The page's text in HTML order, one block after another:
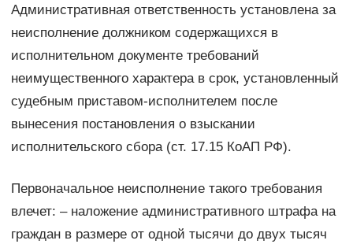
Административная ответственность установлена за
неисполнение должником содержащихся в
исполнительном документе требований
неимущественного характера в срок, установленный
судебным приставом-исполнителем после
вынесения постановления о взыскании
исполнительского сбора (ст. 17.15 КоАП РФ).
Первоначальное неисполнение такого требования
влечет: – наложение административного штрафа на
граждан в размере от одной тысячи до двух тысяч